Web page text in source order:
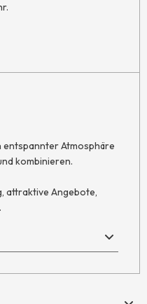
entspannter Atmosphäre
kombinieren.
attraktive Angebote,